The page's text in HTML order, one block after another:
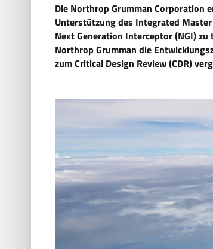
Die Northrop Grumman Corporation
Unterstützung des Integrated Master
Next Generation Interceptor (NGI)
Northrop Grumman die
zum Critical Design Review (CDR)